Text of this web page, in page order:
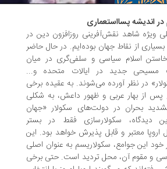
نقش‌آفرینی روزافزون دین در
نقاط جهان بوده‌ایم. در حال حاضر
سیاسی و سلفی‌گری در میان
جدید در ایالات متحده و...
نظر آورده می‌شوند. به عقیده برخی
عربی و ظهور داعش، به شکلی
در دولت‌های سکولار «جهان
سکولارسازی فقط در بستر
معتبر و قابل پذیرش خواهد بود. این
سکولاریسم به عنوان اصلی
آن، محل تردید است. حتی برخی